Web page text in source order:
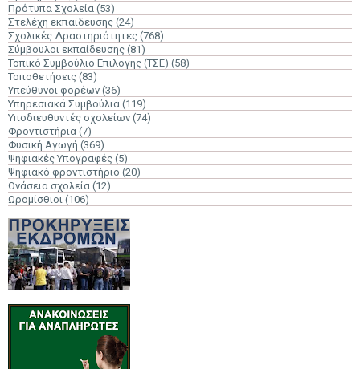
Πρότυπα Σχολεία (53)
Στελέχη εκπαίδευσης (24)
Σχολικές Δραστηριότητες (768)
Σύμβουλοι εκπαίδευσης (81)
Τοπικό Συμβούλιο Επιλογής (ΤΣΕ) (58)
Τοποθετήσεις (83)
Υπεύθυνοι φορέων (36)
Υπηρεσιακά Συμβούλια (119)
Υποδιευθυντές σχολείων (74)
Φροντιστήρια (7)
Φυσική Αγωγή (369)
Ψηφιακές Υπογραφές (5)
Ψηφιακό φροντιστήριο (20)
Ωνάσεια σχολεία (12)
Ωρομίσθιοι (106)